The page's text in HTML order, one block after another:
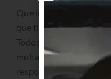
Que impotencia tendrá
que tiene!!
Todos lo predios
multa, dentro y fuera de
responsabilidad de la